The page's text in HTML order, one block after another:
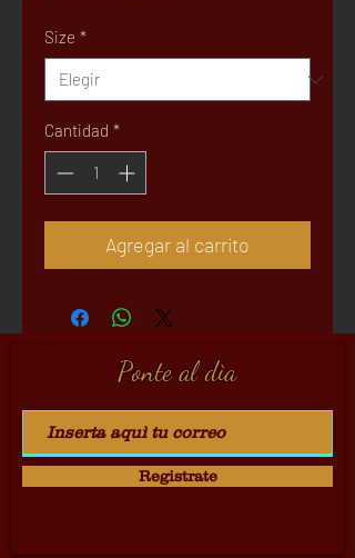
Size *
Cantidad *
Agregar al carrito
Ponte al dìa
Registrate